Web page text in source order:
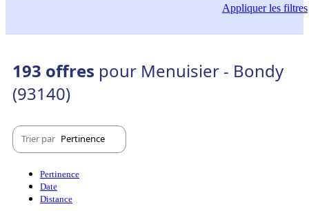
Appliquerles filtres
193 offres pour Menuisier - Bondy
(93140)
Trier par Pertinence
Pertinence
Date
Distance